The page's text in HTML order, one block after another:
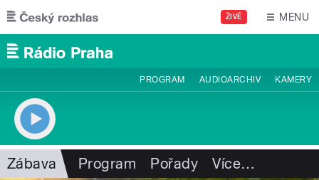
Přejít k hlavnímu obsahu
ŽIVĚ MENU
PROGRAM AUDIOARCHIV KAMERY
Zábava Program Pořady Více…